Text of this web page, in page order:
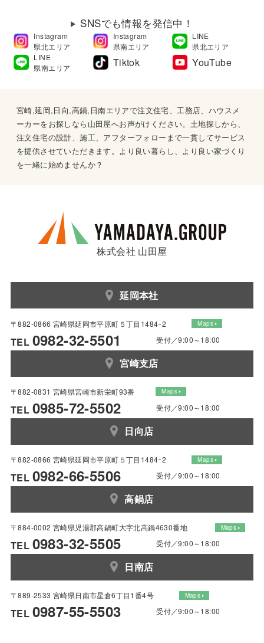
SNSでも情報を発信中！
Instagram
県北エリア
Instagram
県南エリア
LINE
県北エリア
LINE
県南エリア
Tiktok YouTube
宮崎,延岡,日向,高鍋,日南エリアで注文住宅、工務店、ハウスメ
ーカーをお探しなら山田屋へお声がけください。土地探しから、
注文住宅の設計、施工、アフターフォローまで一貫してサービス
を提供させていただきます。より良い暮らし、より良い家づくり
を一緒に始めませんか？
株式会社 山田屋
延岡本社
〒882-0866 宮崎県延岡市平原町５丁目1484ｰ2 Maps
TEL 0982-32-5501 受付／9:00～18:00
宮崎支店
〒882-0831 宮崎県宮崎市新栄町93番 Maps
TEL 0985-72-5502 受付／9:00～18:00
日向店
〒882-0866 宮崎県延岡市平原町５丁目1484ｰ2 Maps
TEL 0982-66-5506 受付／9:00～18:00
高鍋店
〒884-0002 宮崎県児湯郡高鍋町大字北高鍋4630番地 Maps
TEL 0983-32-5505 受付／9:00～18:00
日南店
〒889-2533 宮崎県日南市星倉6丁目1番4号 Maps
TEL 0987-55-5503 受付／9:00～18:00